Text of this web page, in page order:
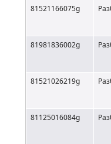
81521166075g
81981836002g
81521026219g
81125016084g